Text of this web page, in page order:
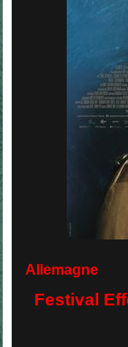
Allemagne
Festival